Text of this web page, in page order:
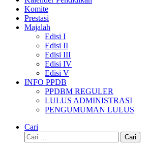
Komite
Prestasi
Majalah
Edisi I
Edisi II
Edisi III
Edisi IV
Edisi V
INFO PPDB
PPDBM REGULER
LULUS ADMINISTRASI
PENGUMUMAN LULUS
Cari
Cari
untuk: